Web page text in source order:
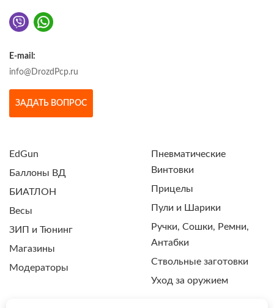
E-mail:
info@DrozdPcp.ru
ЗАДАТЬ ВОПРОС
EdGun
Баллоны ВД
БИАТЛОН
Весы
ЗИП и Тюнинг
Магазины
Модераторы
Пневматические
Винтовки
Прицелы
Пули и Шарики
Ручки, Сошки, Ремни,
Антабки
Ствольные заготовки
Уход за оружием